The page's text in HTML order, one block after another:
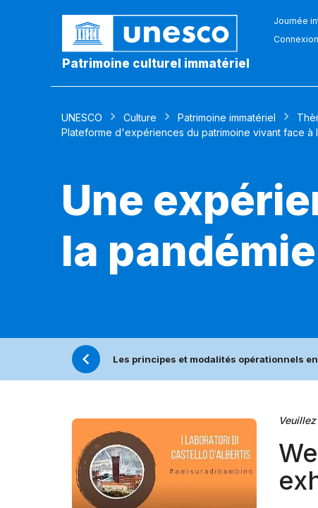
Patrimoine culturel immatériel
Journée
Connexion
UNESCO Culture Patrimoine immatériel
Plateforme d'expériences du patrimoine vivant face à
Une
la
Les principes et modalités opérationnels